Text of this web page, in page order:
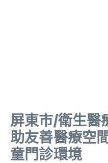
屏東市/衛生醫
助友善醫療空
童門診環境